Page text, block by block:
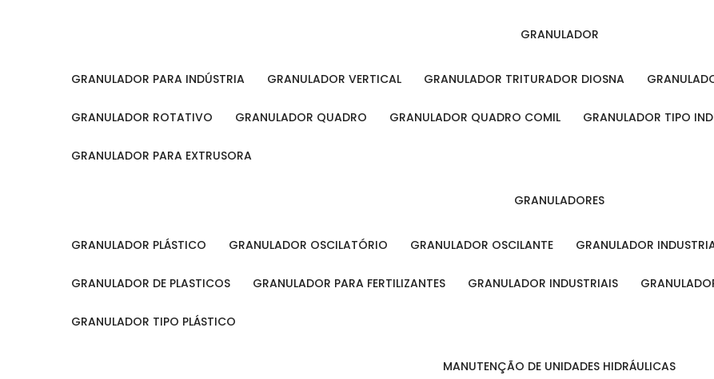
GRANULADOR
GRANULADOR PARA INDÚSTRIA GRANULADOR VERTICAL GRANULADOR TRITURADOR DIOSNA
GRANULADOR ROTATIVO GRANULADOR QUADRO GRANULADOR QUADRO COMIL GRANULADOR TIPO
GRANULADOR PARA EXTRUSORA
GRANULADORES
GRANULADOR PLÁSTICO GRANULADOR OSCILATÓRIO GRANULADOR OSCILANTE GRANULADOR
GRANULADOR DE PLASTICOS GRANULADOR PARA FERTILIZANTES GRANULADOR INDUSTRIAIS
GRANULADOR TIPO PLÁSTICO
MANUTENÇÃO DE UNIDADES HIDRÁULICAS